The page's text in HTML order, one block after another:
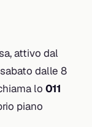
attivo dal
dalle 8
lo 011
piano